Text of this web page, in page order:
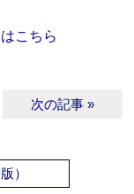
こちら
次の記事 »
）